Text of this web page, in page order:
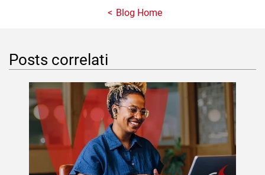
Blog Home
Posts correlati